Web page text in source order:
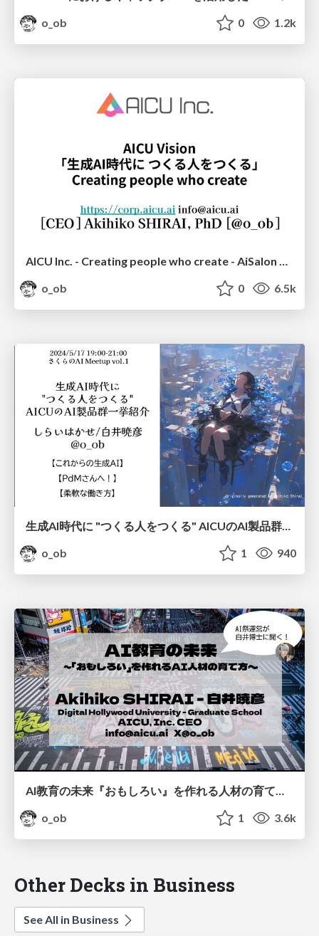
o_ob
0 1.2k
o_ob
0 6.5k
生成AI時代に "つくる人をつくる" AICUのAI製品群一挙紹介
o_ob
1 940
AI教育の未来『おもしろい』を作れる人材の育て方 #東京AI祭
o_ob
1 3.6k
Other Decks in Business
See All in Business